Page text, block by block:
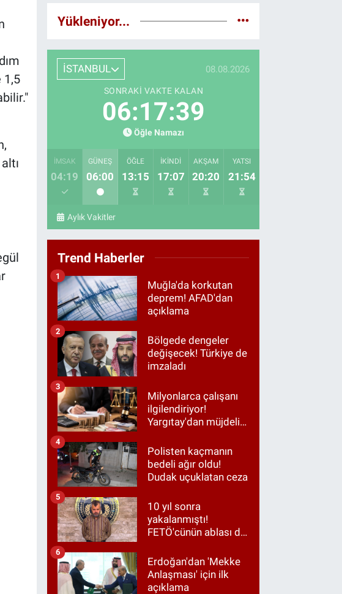
1,5
Yükleniyor...
İSTANBUL 08.08.2026
SONRAKI VAKTE KALAN
06:17:38
Öğle Namazı
İMSAK
04:19
GÜNEŞ
06:00
ÖĞLE
13:15
İKINDI
17:07
AKŞAM
20:20
YATSI
21:54
Aylık Vakitler
Trend Haberler
Muğla'da korkutan
deprem! AFAD'dan
açıklama
1
Bölgede dengeler
değişecek! Türkiye de
imzaladı
2
Milyonlarca çalışanı
ilgilendiriyor!
Yargıtay'dan müjdeli
3
Polisten kaçmanın
bedeli ağır oldu!
Dudak uçuklatan ceza
4
10 yıl sonra
yakalanmıştı!
FETÖ'cünün ablası da
5
Erdoğan'dan 'Mekke
Anlaşması' için ilk
açıklama
6